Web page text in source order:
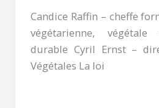
Candice Raffin – cheffe
végétarienne,
durable Cyril Ernst –
Végétales La loi